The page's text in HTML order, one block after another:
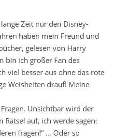
Zeit nur den Disney-
haben mein Freund und
gelesen von Harry
bin ich großer Fan des
viel besser aus ohne das rote
Weisheiten drauf! Meine
Unsichtbar wird der
auf, ich werde sagen:
fragen!“ … Oder so